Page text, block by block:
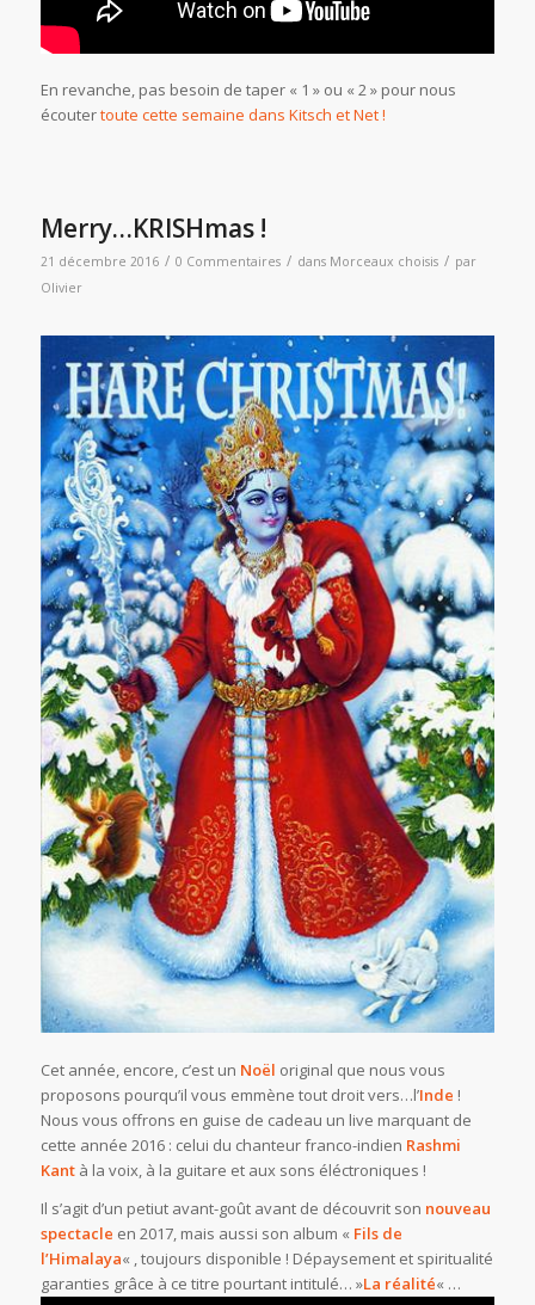
En revanche, pas besoin de taper « 1 » ou « 2 » pour nous
écoutertoute cette semaine dans Kitsch et Net !
Merry…KRISHmas !
21 décembre 2016 / 0 Commentaires / dans Morceaux choisis / par
Olivier
Cet année, encore, c’est un Noël original que nous vous
proposons pourqu’il vous emmène tout droit vers…l’Inde !
Nous vous offrons en guise de cadeau un live marquant de
cette année 2016 : celui du chanteur franco-indien Rashmi
Kantà la voix, à la guitare et aux sons éléctroniques !
Il s’agit d’un petiut avant-goût avant de découvrit son nouveau
spectacle en 2017, mais aussi son album « Fils de
l’Himalaya« , toujours disponible ! Dépaysement et spiritualité
garanties grâce à ce titre pourtant intitulé… »La réalité« …